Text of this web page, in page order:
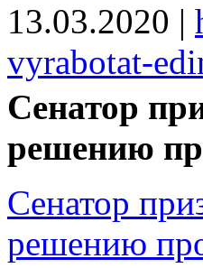
13.03.2020 |
vyrabotat-
Сенатор
решению
Сенатор
решению